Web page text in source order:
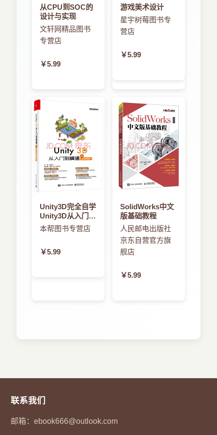
从CPU到SOC的
设计与实现
文轩网精品图书
专营店
￥5.99
游戏美术设计
星宇树莓图书专
营店
￥5.99
Unity3D完全自学
Unity3D从入门到
精通
本帮图书专营店
￥5.99
SolidWorks中文
版基础教程
人民邮电出版社
京东自营官方旗
舰店
￥5.99
联系我们
邮箱：ebook666@outlook.com